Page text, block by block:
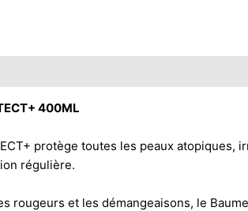
400ML
protège toutes les peaux
régulière.
rougeurs et les démangeaisons, le